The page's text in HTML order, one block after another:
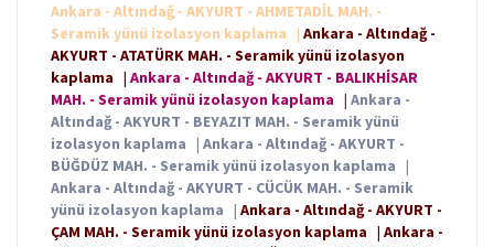
Ankara - Altındağ - AKYURT - AHMETADİL MAH. -
Seramik yünü izolasyon kaplama
| Ankara - Altındağ -
AKYURT - ATATÜRK MAH. - Seramik yünü izolasyon
kaplama | Ankara - Altındağ - AKYURT - BALIKHİSAR
MAH. - Seramik yünü izolasyon kaplama | Ankara -
Altındağ - AKYURT - BEYAZIT MAH. - Seramik yünü
izolasyon kaplama | Ankara - Altındağ - AKYURT -
BÜĞDÜZ MAH. - Seramik yünü izolasyon kaplama |
Ankara - Altındağ - AKYURT - CÜCÜK MAH. - Seramik
yünü izolasyon kaplama | Ankara - Altındağ - AKYURT -
ÇAM MAH. - Seramik yünü izolasyon kaplama | Ankara -